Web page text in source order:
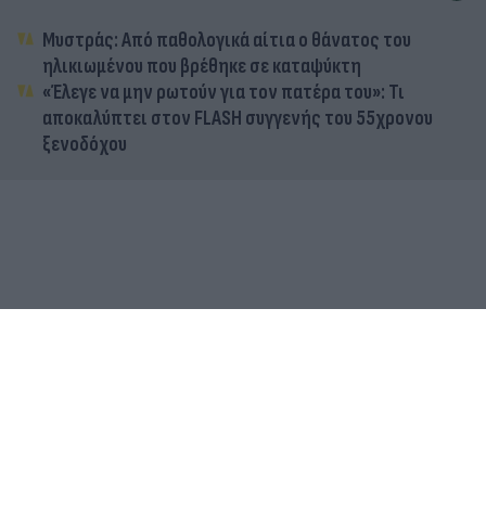
Μυστράς: Από παθολογικά αίτια ο θάνατος του
ηλικιωμένου που βρέθηκε σε καταψύκτη
«Έλεγε να μην ρωτούν για τον πατέρα του»: Τι
αποκαλύπτει στον FLASH συγγενής του 55χρονου
ξενοδόχου